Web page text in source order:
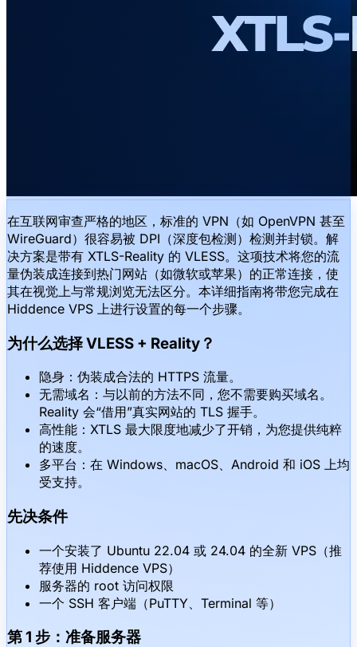
在互联网审查严格的地区，标准的 VPN（如 OpenVPN 甚至
WireGuard）很容易被 DPI（深度包检测）检测并封锁。解
决方案是带有 XTLS-Reality 的 VLESS。这项技术将您的流
量伪装成连接到热门网站（如微软或苹果）的正常连接，使
其在视觉上与常规浏览无法区分。本详细指南将带您完成在
Hiddence VPS 上进行设置的每一个步骤。
为什么选择 VLESS + Reality？
隐身：伪装成合法的 HTTPS 流量。
无需域名：与以前的方法不同，您不需要购买域名。
Reality 会“借用”真实网站的 TLS 握手。
高性能：XTLS 最大限度地减少了开销，为您提供纯粹
的速度。
多平台：在 Windows、macOS、Android 和 iOS 上均
受支持。
先决条件
一个安装了 Ubuntu 22.04 或 24.04 的全新 VPS（推
荐使用 Hiddence VPS）
服务器的 root 访问权限
一个 SSH 客户端（PuTTY、Terminal 等）
第 1 步：准备服务器